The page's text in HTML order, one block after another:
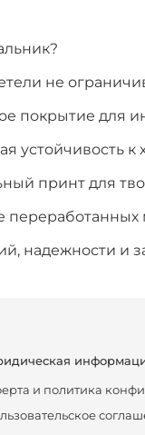
не
покрытие для
устойчивость к
принт для
переработанных
надежности и
и политика